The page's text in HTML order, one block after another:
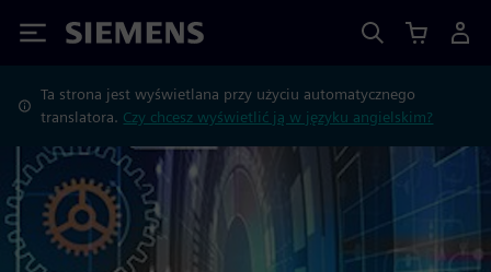
Siemens
Ta strona jest wyświetlana przy użyciu automatycznego
translatora. Czy chcesz wyświetlić ją w języku angielskim?